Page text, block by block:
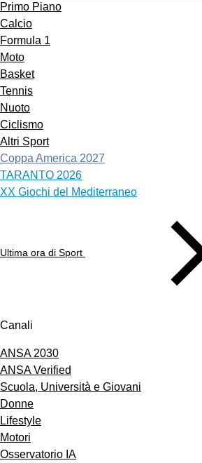
Primo Piano
Calcio
Formula 1
Moto
Basket
Tennis
Nuoto
Ciclismo
Altri Sport
Coppa America 2027
TARANTO 2026
XX Giochi del Mediterraneo
Ultima ora di Sport
Canali
ANSA 2030
ANSA Verified
Scuola, Università e Giovani
Donne
Lifestyle
Motori
Osservatorio IA